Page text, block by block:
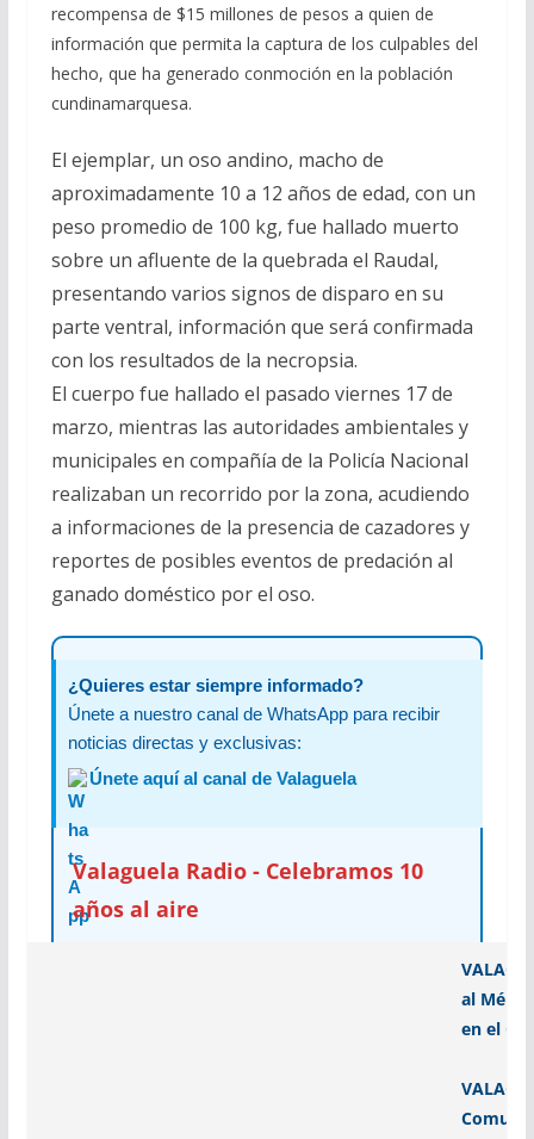
recompensa de $15 millones de pesos a quien de
información que permita la captura de los culpables del
hecho, que ha generado conmoción en la población
cundinamarquesa.
El ejemplar, un oso andino, macho de
aproximadamente 10 a 12 años de edad, con un
peso promedio de 100 kg, fue hallado muerto
sobre un afluente de la quebrada el Raudal,
presentando varios signos de disparo en su
parte ventral, información que será confirmada
con los resultados de la necropsia.
El cuerpo fue hallado el pasado viernes 17 de
marzo, mientras las autoridades ambientales y
municipales en compañía de la Policía Nacional
realizaban un recorrido por la zona, acudiendo
a informaciones de la presencia de cazadores y
reportes de posibles eventos de predación al
ganado doméstico por el oso.
¿Quieres estar siempre informado?
Únete a nuestro canal de WhatsApp para recibir
noticias directas y exclusivas:
Únete aquí al canal de Valaguela
Valaguela Radio - Celebramos 10
años al aire
al
en el